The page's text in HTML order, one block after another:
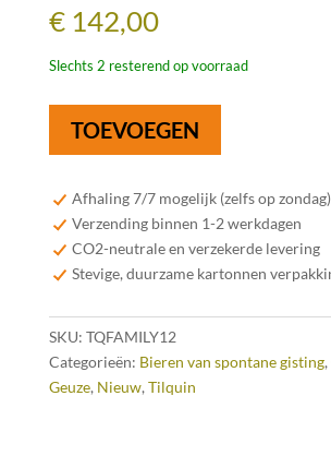
€142,00
Slechts 2 resterend op voorraad
Family
Project
12
Pack
aantal
TOEVOEGEN
Afhaling 7/7 mogelijk (zelfs op zondag)
Verzending binnen 1-2 werkdagen
CO2-neutrale en verzekerde levering
Stevige, duurzame kartonnen
SKU: TQFAMILY12
Categorieën: Bieren van spontane gisting,
Geuze, Nieuw, Tilquin